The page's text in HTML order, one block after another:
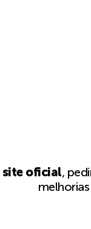
site oficial,